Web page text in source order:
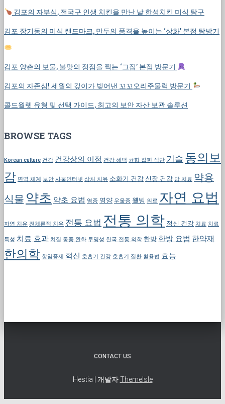
김포의 자부심, 전국구 인생 치킨을 만난 날 한성치킨 미식 탐구
김포 장기동의 미식 랜드마크, 만두의 품격을 높이는 ‘상화’ 본점 탐방기
김포 양촌의 보물, 불맛의 정점을 찍는 ‘그집’ 본점 방문기
김포의 자존심! 세월의 깊이가 빚어낸 꼬꼬오리주물럭 방문기
콜드월렛 유형 및 선택 가이드, 최고의 보안 자산 보관 솔루션
BROWSE TAGS
Korean culture 건강 건강상의 이점 건강 혜택 균형 잡힌 식단 기술 동의보
감 면역 체계 보안 사물인터넷 상처 치유 소화기 건강 신장 건강 암 치료 약용
식물 약초 약초 요법 염증 영양 우울증 웰빙 의료 자연 요법
자연 치유 전체론적 치유 전통 요법 전통 의학 정신 건강 치료 치료
특성 치료 효과 치질 통증 완화 투명성 한국 전통 의학 한방 한방 요법 한약재
한의학 항염증제 혁신 호흡기 건강 호흡기 질환 활용법 효능
CONTACT US
Hestia | 개발자ThemeIsle